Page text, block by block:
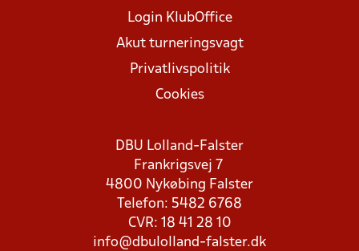
Login KlubOffice
Akut turneringsvagt
Privatlivspolitik
Cookies
DBU Lolland-Falster
Frankrigsvej 7
4800 Nykøbing Falster
Telefon: 5482 6768
CVR: 18 41 28 10
info@dbulolland-falster.dk